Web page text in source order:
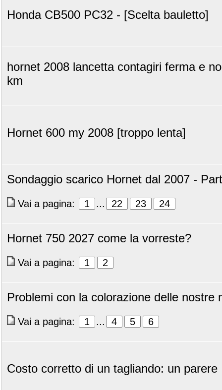
Honda CB500 PC32 - [Scelta bauletto]
hornet 2008 lancetta contagiri ferma e
km
Hornet 600 my 2008 [troppo lenta]
Sondaggio scarico Hornet dal 2007 -
Vai a pagina: 1 ... 22 23 24
Hornet 750 2027 come la vorreste?
Vai a pagina: 1 2
Problemi con la colorazione delle nostre
Vai a pagina: 1 ... 4 5 6
Costo corretto di un tagliando: un parere